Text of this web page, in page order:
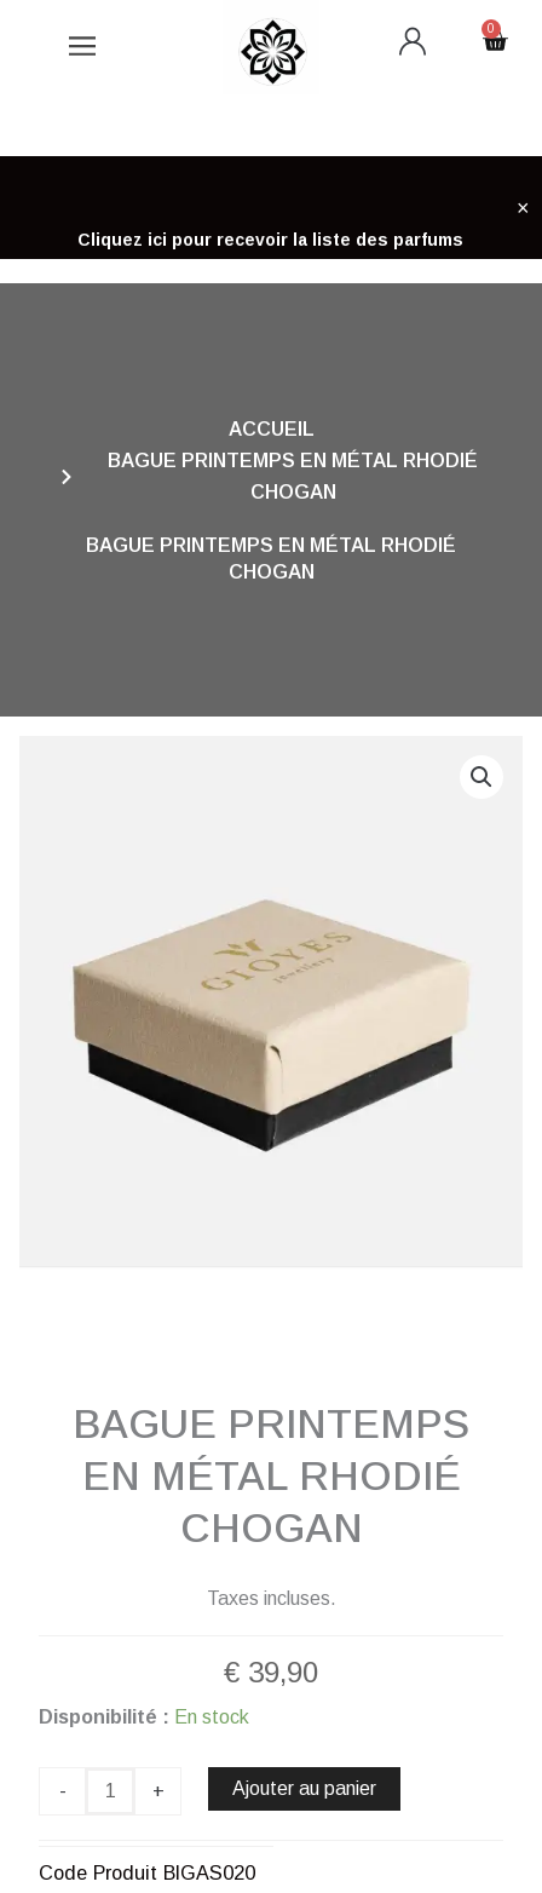
0
Cart
Cliquez ici pour recevoir la liste des parfums
×
ACCUEIL
BAGUE PRINTEMPS EN MÉTAL RHODIÉ
CHOGAN
BAGUE PRINTEMPS EN MÉTAL RHODIÉ
CHOGAN
BAGUE PRINTEMPS
EN MÉTAL RHODIÉ
CHOGAN
Taxes incluses.
€ 39,90
Disponibilité : En stock
-
quantité
printemps
CHOGAN
+ Ajouter au panier
Code Produit BIGAS020